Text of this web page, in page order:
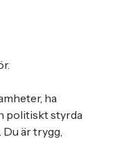
ha
politiskt styrda
är trygg,